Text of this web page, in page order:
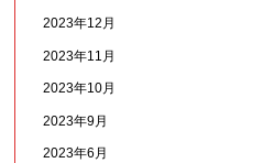
2023年12月
2023年11月
2023年10月
2023年9月
2023年6月